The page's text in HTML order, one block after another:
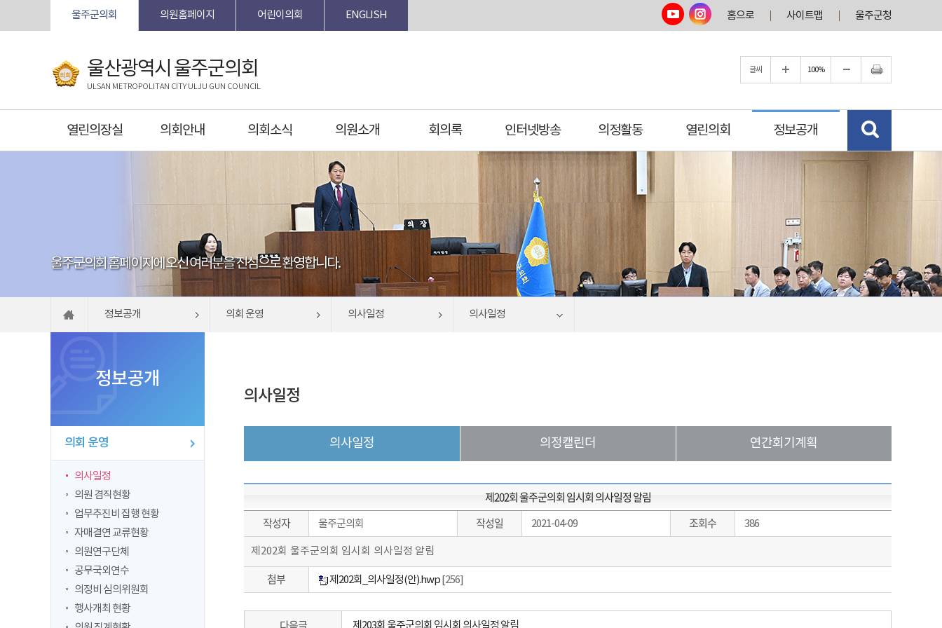
본문바로가기
울주군의회 의원홈페이지 어린이의회 ENGLISH 홈으로 사이트맵 울주군청
울산광역시 울주군의회
ULSAN METROPOLITAN CITY ULJU GUN COUNCIL
글씨 100%
열린의장실 의회안내 의회소식 의원소개 회의록 인터넷방송 의정활동 열린의회 정보공개
울주군의회 홈페이지에 오신 여러분을 진심으로 환영합니다.
정보공개 의회 운영 의사일정 의사일정
정보공개
의회 운영
의사일정
의원 겸직현황
업무추진비 집행 현황
자매결연 교류현황
의원연구단체
공무국외연수
의정비 심의위원회
행사개최 현황
의사일정
의사일정 의정캘린더 연간회기계획
제202회 울주군의회 임시회 의사일정 알림
작성자
울주군의회 작성일 2021-04-09 조회수 386
제202회 울주군의회 임시회 의사일정 알림
첨부 제202회_의사일정(안).hwp [256]
제203회 울주군의회 임시회 의사일정 알림